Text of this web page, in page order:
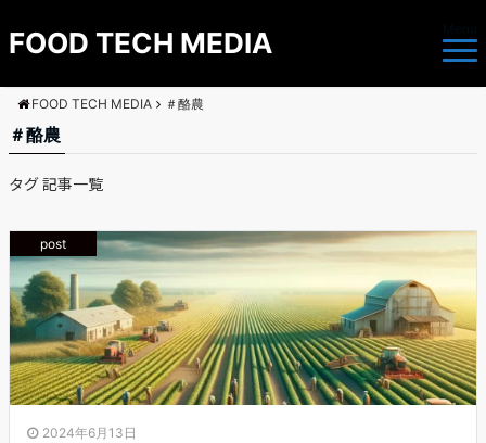
FOOD TECH MEDIA
FOOD TECH MEDIA ＃酪農
＃酪農
タグ 記事一覧
post
2024年6月13日